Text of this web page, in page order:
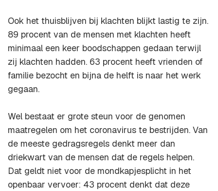
Ook het thuisblijven bij klachten blijkt lastig te zijn.
89 procent van de mensen met klachten heeft
minimaal een keer boodschappen gedaan terwijl
zij klachten hadden. 63 procent heeft vrienden of
familie bezocht en bijna de helft is naar het werk
gegaan.
Wel bestaat er grote steun voor de genomen
maatregelen om het coronavirus te bestrijden. Van
de meeste gedragsregels denkt meer dan
driekwart van de mensen dat de regels helpen.
Dat geldt niet voor de mondkapjesplicht in het
openbaar vervoer: 43 procent denkt dat deze